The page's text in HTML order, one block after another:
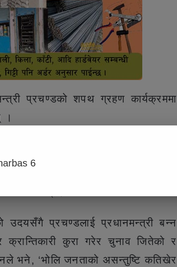
प्रचण्डको शपथ ग्रहण कार्यक्रममा
।
#2
छुटे त ? एकीकृत समाजवादीका अध्यक्ष
गरेका छन् ।
उदयसँगै प्रचण्डलाई प्रधानमन्त्री बन्न
कुरा गरेर चुनाव जितेको र
भने, ‘भोलि जनताको असन्तुष्टि कतिखेर
6